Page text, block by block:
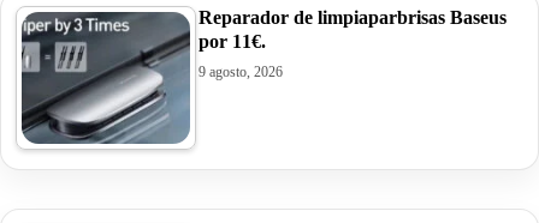
Reparador de limpiaparbrisas Baseus
por 11€.
9 agosto, 2026